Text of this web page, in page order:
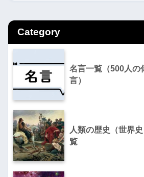
Category
名言一覧（500人の
言）
人類の歴史（世界
覧